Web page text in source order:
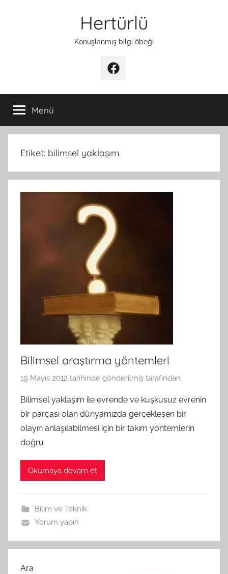
Hertürlü
Konuşlanmış bilgi öbeği
Facebook
Menü
Etiket: bilimsel yaklaşım
Bilimsel araştırma yöntemleri
19 Mayıs 2012 tarihinde gönderilmiş tarafından
Bilimsel yaklaşım ile evrende ve kuşkusuz evrenin
bir parçası olan dünyamızda gerçekleşen bir
olayın anlaşılabilmesi için bir takım yöntemlerin
doğru
Okumaya devam et
Bilim ve Teknik
Yorum yapın
Ara